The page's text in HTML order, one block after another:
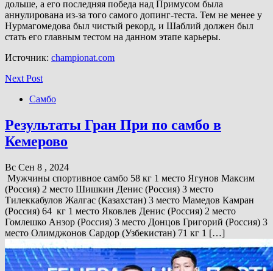
дольше, а его последняя победа над Примусом была
аннулирована из-за того самого допинг-теста. Тем не менее у
Нурмагомедова был чистый рекорд, и Шаблий должен был
стать его главным тестом на данном этапе карьеры.
Источник: championat.com
Next Post
Самбо
Результаты Гран При по самбо в
Кемерово
Вс Сен 8 , 2024
Мужчины спортивное самбо 58 кг 1 место Ягунов Максим
(Россия) 2 место Шишкин Денис (Россия) 3 место
Тилеккабулов Жалгас (Казахстан) 3 место Мамедов Камран
(Россия) 64 кг 1 место Яковлев Денис (Россия) 2 место
Гомлешко Анзор (Россия) 3 место Донцов Григорий (Россия) 3
место Олимджонов Сардор (Узбекистан) 71 кг 1 […]